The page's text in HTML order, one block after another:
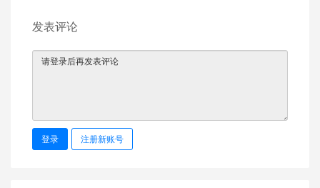
发表评论
登录 注册新账号